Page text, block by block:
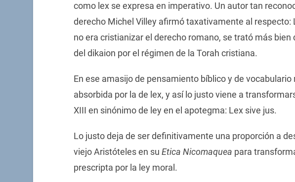
como lex se expresa en imperativo. Un autor tan
derecho Michel Villey afirmó taxativamente al respecto:
no era cristianizar el derecho romano, se trató más
del dikaion por el régimen de la Torah cristiana.
En ese amasijo de pensamiento bíblico y de
absorbida por la de lex, y así lo justo viene a
XIII en sinónimo de ley en el apotegma: Lex sive jus.
Lo justo deja de ser definitivamente una proporción a
viejo Aristóteles en su Etica Nicomaquea para
prescripta por la ley moral.